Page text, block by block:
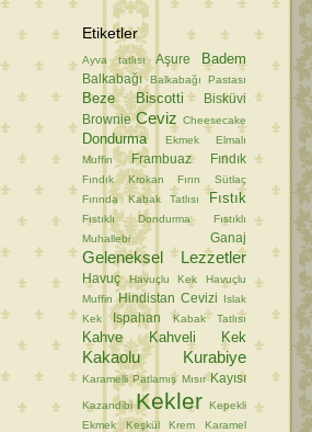
Etiketler
Ayva tatlısı Aşure Badem
Balkabağı Balkabağı Pastası
Beze Biscotti
Bisküvi
Brownie Ceviz Cheesecake
Dondurma Ekmek
Elmalı
Muffin
Frambuaz Fındık
Fındık Krokan
Fırın Sütlaç
Fırında Kabak Tatlısı
Fıstık
Fıstıklı Dondurma
Fıstıklı
Muhallebi
Ganaj
Geleneksel Lezzetler
Havuç Havuçlu Kek
Havuçlu
Muffin Hindistan Cevizi
Islak
Kek
Ispahan Kabak Tatlısı
Kahve Kahveli Kek
Kakaolu Kurabiye
Karamelli Patlamış Mısır Kayısı
Kazandibi Kekler Kepekli
Ekmek
Keşkül Krem Karamel